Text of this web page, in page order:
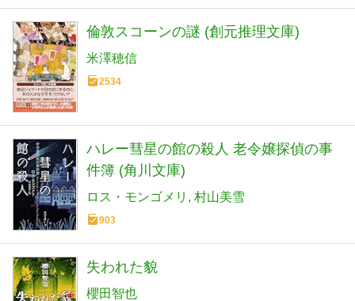
倫敦スコーンの謎 (創元推理文庫)
米澤穂信
2534
ハレー彗星の館の殺人 老令嬢探偵の事
件簿 (角川文庫)
ロス・モンゴメリ 村山美雪
903
失われた貌
櫻田智也